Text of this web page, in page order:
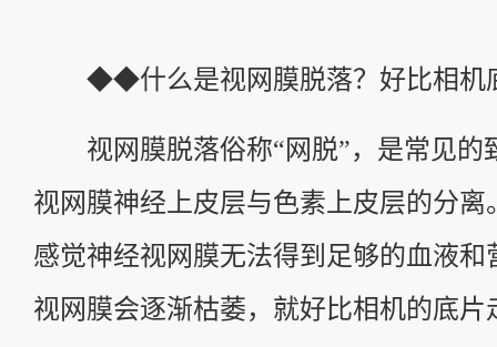
◆◆什么是视网膜脱落？好比相机
视网膜脱落俗称“网脱”，是常见的
视网膜神经上皮层与色素上皮层的分离
感觉神经视网膜无法得到足够的血液和
视网膜会逐渐枯萎，就好比相机的底片